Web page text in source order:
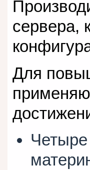
сервера,
Для